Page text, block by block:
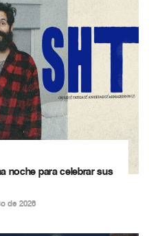
noche para celebrar sus
de 2026